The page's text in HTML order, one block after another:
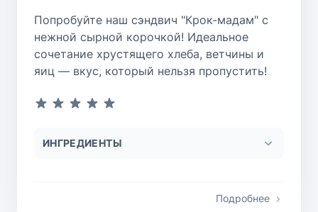
Попробуйте наш сэндвич "Крок-мадам" с
нежной сырной корочкой! Идеальное
сочетание хрустящего хлеба, ветчины и
яиц — вкус, который нельзя пропустить!
ИНГРЕДИЕНТЫ
Подробнее